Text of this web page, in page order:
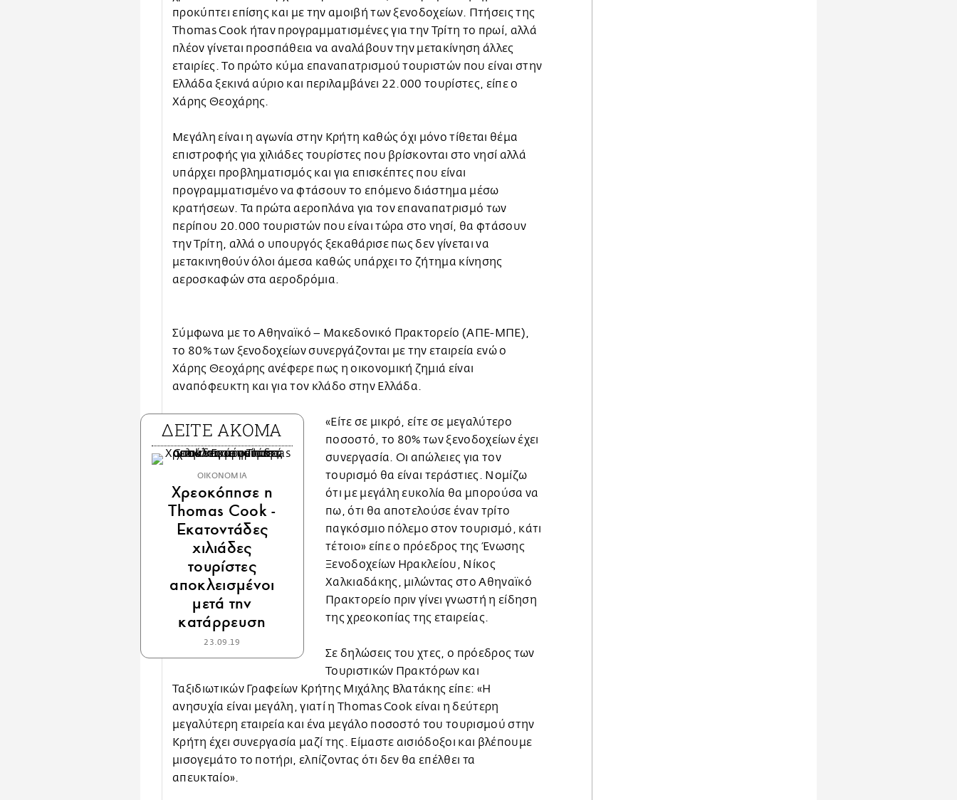
προκύπτει επίσης και με την αμοιβή των ξενοδοχείων. Πτήσεις της
Thomas Cook ήταν προγραμματισμένες για την Τρίτη το πρωί, αλλά
πλέον γίνεται προσπάθεια να αναλάβουν την μετακίνηση άλλες
εταιρίες. Το πρώτο κύμα επαναπατρισμού τουριστών που είναι στην
Ελλάδα ξεκινά αύριο και περιλαμβάνει 22.000 τουρίστες, είπε ο
Χάρης Θεοχάρης.
Mεγάλη είναι η αγωνία στην Κρήτη καθώς όχι μόνο τίθεται θέμα
επιστροφής για χιλιάδες τουρίστες που βρίσκονται στο νησί αλλά
υπάρχει προβληματισμός και για επισκέπτες που είναι
προγραμματισμένο να φτάσουν το επόμενο διάστημα μέσω
κρατήσεων. Τα πρώτα αεροπλάνα για τον επαναπατρισμό των
περίπου 20.000 τουριστών που είναι τώρα στο νησί, θα φτάσουν
την Τρίτη, αλλά ο υπουργός ξεκαθάρισε πως δεν γίνεται να
μετακινηθούν όλοι άμεσα καθώς υπάρχει το ζήτημα κίνησης
αεροσκαφών στα αεροδρόμια.
Σύμφωνα με το Αθηναϊκό – Μακεδονικό Πρακτορείο (ΑΠΕ-ΜΠΕ),
το 80% των ξενοδοχείων συνεργάζονται με την εταιρεία ενώ ο
Χάρης Θεοχάρης ανέφερε πως η οικονομική ζημιά είναι
αναπόφευκτη και για τον κλάδο στην Ελλάδα.
ΔΕΙΤΕ ΑΚΟΜΑ
ΟΙΚΟΝΟΜΙΑ
Χρεοκόπησε η
Thomas Cook -
Εκατοντάδες
χιλιάδες
τουρίστες
αποκλεισμένοι
μετά την
κατάρρευση
23.09.19
«Είτε σε μικρό, είτε σε μεγαλύτερο
ποσοστό, το 80% των ξενοδοχείων έχει
συνεργασία. Οι απώλειες για τον
τουρισμό θα είναι τεράστιες. Νομίζω
ότι με μεγάλη ευκολία θα μπορούσα να
πω, ότι θα αποτελούσε έναν τρίτο
παγκόσμιο πόλεμο στον τουρισμό, κάτι
τέτοιο» είπε ο πρόεδρος της Ένωσης
Ξενοδοχείων Ηρακλείου, Νίκος
Χαλκιαδάκης, μιλώντας στο Αθηναϊκό
Πρακτορείο πριν γίνει γνωστή η είδηση
της χρεοκοπίας της εταιρείας.
Σε δηλώσεις του χτες, ο πρόεδρος των
Τουριστικών Πρακτόρων και
Ταξιδιωτικών Γραφείων Κρήτης Μιχάλης Βλατάκης είπε: «Η
ανησυχία είναι μεγάλη, γιατί η Thomas Cook είναι η δεύτερη
μεγαλύτερη εταιρεία και ένα μεγάλο ποσοστό του τουρισμού στην
Κρήτη έχει συνεργασία μαζί της. Είμαστε αισιόδοξοι και βλέπουμε
μισογεμάτο το ποτήρι, ελπίζοντας ότι δεν θα επέλθει τα
απευκταίο».